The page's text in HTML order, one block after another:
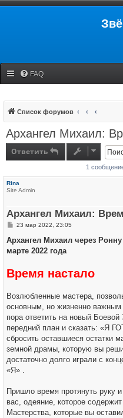
FAQ
Список форумов
Архангел Михаил:
Ответить
1
Rina
Site Admin
Архангел Михаил:
С
о
щ
и
е
23 мар 2022, 23:05
Архангел Михаил через
марте 2022 года
Время настало
Возлюбленные мастера,
основным, но жизненно
пора ответить на новый
передний план и сказать: «Я
сбросить оставшиеся остатки
земной драмы, которую вы
достаточно долго играли с
«Я» .
Пришло время протянуть руку
вас, одеяние, которое
Мастерства, которые вы